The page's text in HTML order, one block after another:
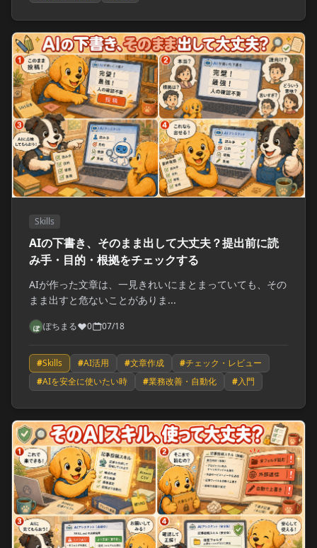
Skills
AIの下書き、そのまま出して大丈夫？提出前に読
み手・目的・根拠をチェックする
AIが作った文章は、一見きれいにまとまっていても、その
まま出すと危ないことがありま...
ぽちまる 0 07/18
#Skills #AI活用 #文章作成 #チェック・レビュー
#AIを安全に使いたい時 #業務改善・自動化 #入門